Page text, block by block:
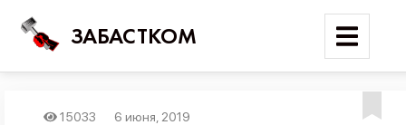
ЗАБАСТКОМ
15033 6 июня, 2019